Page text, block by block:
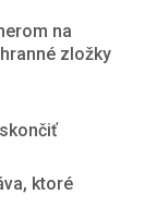
na
zložky
ktoré